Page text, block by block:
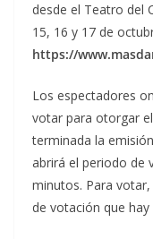
desde el Teatro del
15, 16 y 17 de
https://
Los espectadores
votar para otorgar
terminada la
abrirá el periodo de
minutos. Para
de votación que hay